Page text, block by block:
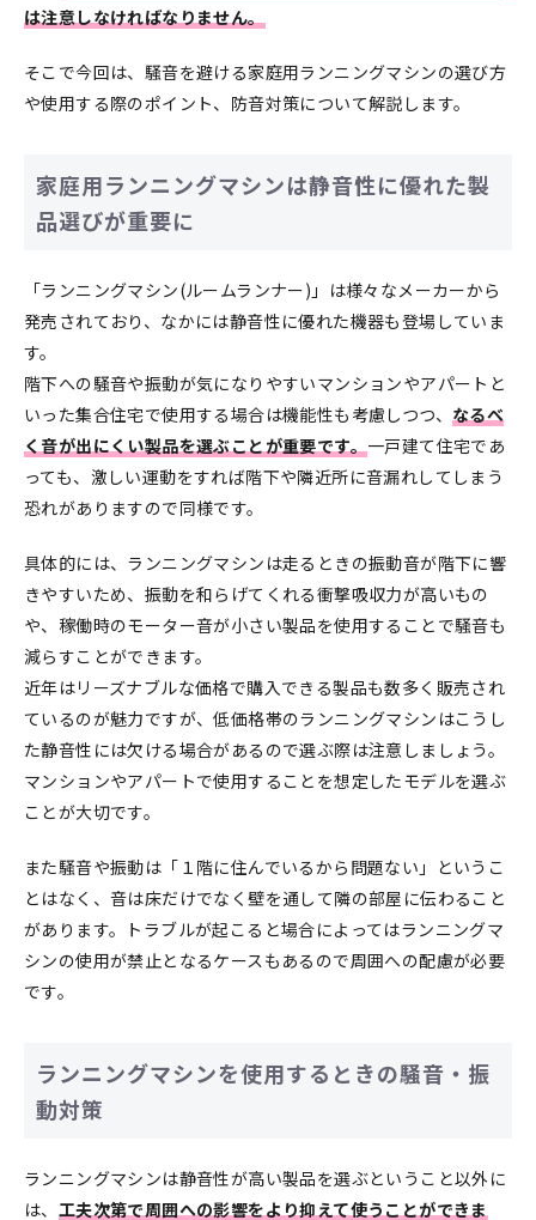
は注意しなければなりません。
そこで今回は、騒音を避ける家庭用ランニングマシンの選び方
や使用する際のポイント、防音対策について解説します。
家庭用ランニングマシンは静音性に優れた製
品選びが重要に
「ランニングマシン(ルームランナー)」は様々なメーカーから
発売されており、なかには静音性に優れた機器も登場していま
す。
階下への騒音や振動が気になりやすいマンションやアパートと
いった集合住宅で使用する場合は機能性も考慮しつつ、 なるべ
く音が出にくい製品を選ぶことが重要です。一戸建て住宅であ
っても、激しい運動をすれば階下や隣近所に音漏れしてしまう
恐れがありますので同様です。
具体的には、ランニングマシンは走るときの振動音が階下に響
きやすいため、振動を和らげてくれる衝撃吸収力が高いもの
や、稼働時のモーター音が小さい製品を使用することで騒音も
減らすことができます。
近年はリーズナブルな価格で購入できる製品も数多く販売され
ているのが魅力ですが、低価格帯のランニングマシンはこうし
た静音性には欠ける場合があるので選ぶ際は注意しましょう。
マンションやアパートで使用することを想定したモデルを選ぶ
ことが大切です。
また騒音や振動は「１階に住んでいるから問題ない」というこ
とはなく、音は床だけでなく壁を通して隣の部屋に伝わること
があります。トラブルが起こると場合によってはランニングマ
シンの使用が禁止となるケースもあるので周囲への配慮が必要
です。
ランニングマシンを使用するときの騒音・振
動対策
ランニングマシンは静音性が高い製品を選ぶということ以外に
は、 工夫次第で周囲への影響をより抑えて使うことができま